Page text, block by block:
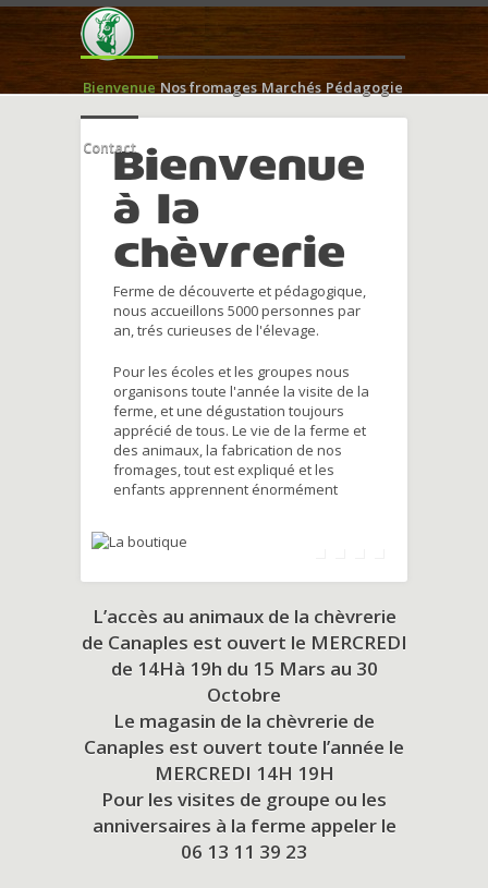
Bienvenue Nos fromages Marchés Pédagogie
ContactBienvenue
à la
chèvrerie
Ferme de découverte et pédagogique,
nous accueillons 5000 personnes par
an, trés curieuses de l'élevage.
Pour les écoles et les groupes nous
organisons toute l'année la visite de la
ferme, et une dégustation toujours
apprécié de tous. Le vie de la ferme et
des animaux, la fabrication de nos
fromages, tout est expliqué et les
enfants apprennent énormément
L’accès au animaux de la chèvrerie
de Canaples est ouvert le MERCREDI
de 14Hà 19h du 15 Mars au 30
Octobre
Le magasin de la chèvrerie de
Canaples est ouvert toute l’année le
MERCREDI 14H 19H
Pour les visites de groupe ou les
anniversaires à la ferme appeler le
06 13 11 39 23